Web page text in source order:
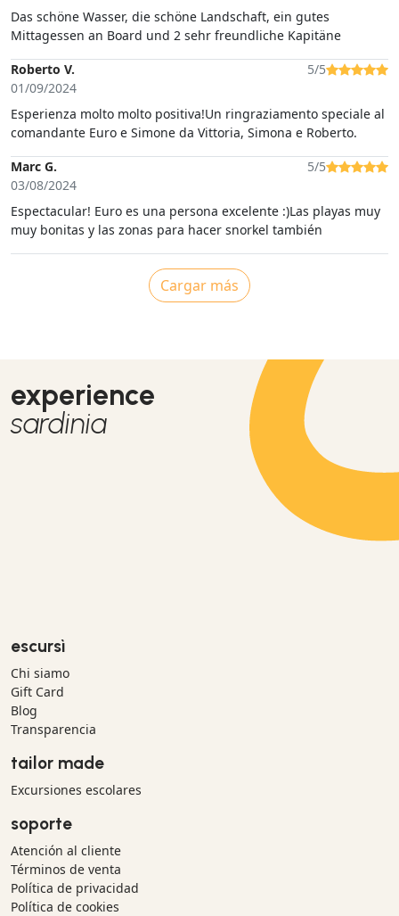
Das schöne Wasser, die schöne Landschaft, ein gutes
Mittagessen an Board und 2 sehr freundliche Kapitäne
Roberto V.
01/09/2024
5/5
Esperienza molto molto positiva!Un ringraziamento speciale al
comandante Euro e Simone da Vittoria, Simona e Roberto.
Marc G.
03/08/2024
5/5
Espectacular! Euro es una persona excelente :)Las playas muy
muy bonitas y las zonas para hacer snorkel también
Cargar más
experience
sardinia
escursì
Chi siamo
Gift Card
Blog
Transparencia
tailor made
Excursiones escolares
soporte
Atención al cliente
Términos de venta
Política de privacidad
Política de cookies